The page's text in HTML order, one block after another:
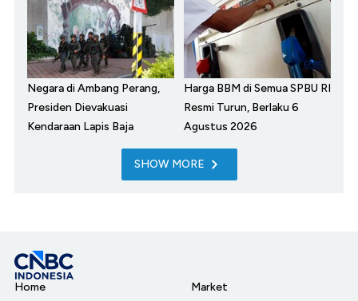
Negara di Ambang Perang,
Presiden Dievakuasi
Kendaraan Lapis Baja
Harga BBM di Semua SPBU RI
Resmi Turun, Berlaku 6
Agustus 2026
SHOW MORE
Home
Market